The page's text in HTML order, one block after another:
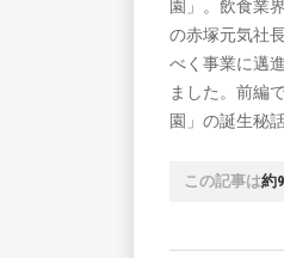
園」。飲食業
の赤塚元気社
べく事業に邁
ました。前編
園」の誕生秘
この記事は約